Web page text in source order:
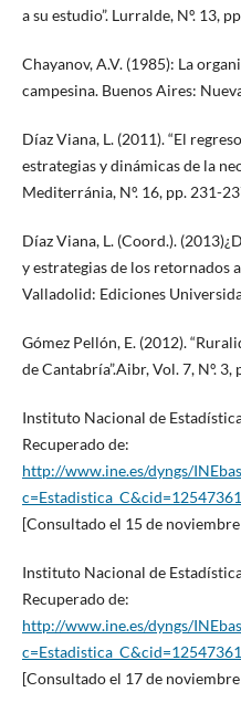
a su estudio”. Lurralde, Nº. 13,
Chayanov, A.V. (1985): La
campesina. Buenos Aires:
Díaz Viana, L. (2011). “El
estrategias y dinámicas de la
Mediterránia, Nº. 16, pp. 231-
Díaz Viana, L. (Coord.).
y estrategias de los retornados
Valladolid: Ediciones
Gómez Pellón, E. (2012).
de Cantabría”.Aibr, Vol. 7, Nº. 3,
Instituto Nacional de
Recuperado de:
http://www.ine.es/dyngs/
[Consultado el 15 de
Instituto Nacional de
Recuperado de:
http://www.ine.es/dyngs/
[Consultado el 17 de